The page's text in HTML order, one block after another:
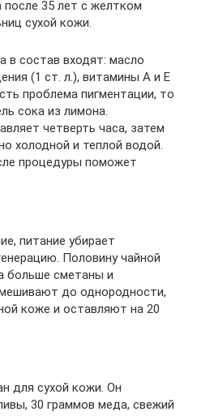
35 лет с желтком
сухой кожи.
в состав входят: масло
(1 ст. л.), витамины A и E
проблема пигментации, то
сока из лимона.
четверть часа, затем
холодной и теплой водой.
процедуры поможет
питание убирает
Половину чайной
больше сметаны и
до однородности,
коже и оставляют на 20
для сухой кожи. Он
30 граммов меда, свежий